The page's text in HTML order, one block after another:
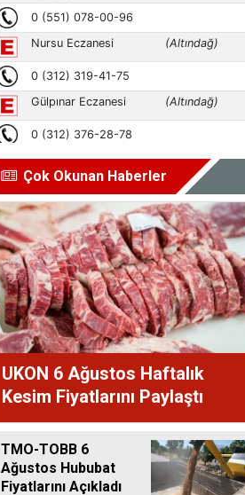
Çok Okunan Haberler
UKON 6 Ağustos Haftalık
Kesim Fiyatlarını Paylaştı
TMO-TOBB 6
Ağustos Hububat
Fiyatlarını Açıkladı